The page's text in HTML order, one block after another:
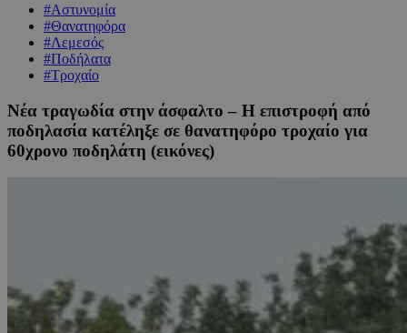
#Αστυνομία
#Θανατηφόρα
#Λεμεσός
#Ποδήλατα
#Τροχαίο
Νέα τραγωδία στην άσφαλτο – Η επιστροφή από
ποδηλασία κατέληξε σε θανατηφόρο τροχαίο για
60χρονο ποδηλάτη (εικόνες)